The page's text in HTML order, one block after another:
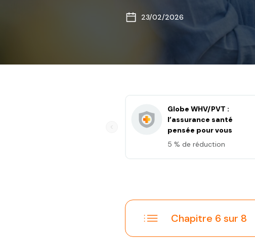
23/02/2026
Globe WHV/PVT :
l’assurance santé
pensée pour vous
5 % de réduction
Chapitre 6 sur 8